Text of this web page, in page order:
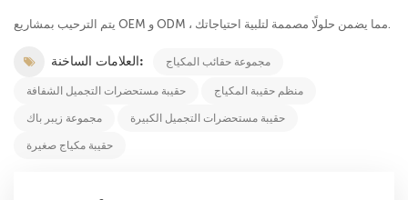
يتم الترحيب بمشاريع OEM و ODM ، مما يضمن حلولًا مصممة لتلبية احتياجاتك.
العلامات الساخنة: مجموعة حقائب المكياج
حقيبة مستحضرات التجميل الشفافة منظم حقيبة المكياج
مجموعة زيبر باك حقيبة مستحضرات التجميل الكبيرة
حقيبة مكياج صغيرة